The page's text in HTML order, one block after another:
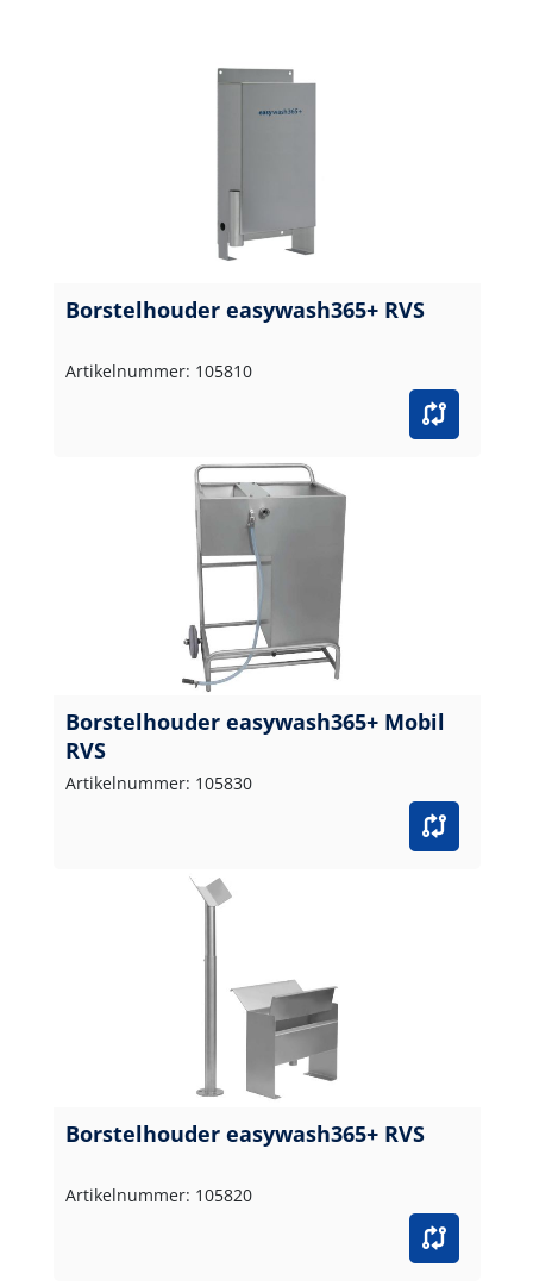
Borstelhouder easywash365+ RVS
Artikelnummer: 105810
Borstelhouder easywash365+ Mobil
RVS
Artikelnummer: 105830
Borstelhouder easywash365+ RVS
Artikelnummer: 105820